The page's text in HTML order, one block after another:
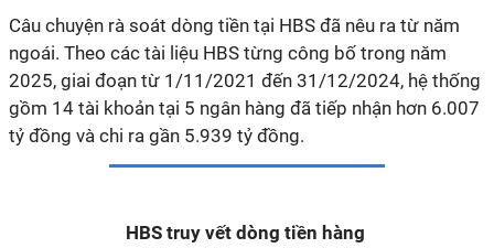
Câu chuyện rà soát dòng tiền tại HBS đã nêu ra từ năm
ngoái. Theo các tài liệu HBS từng công bố trong năm
2025, giai đoạn từ 1/11/2021 đến 31/12/2024, hệ thống
gồm 14 tài khoản tại 5 ngân hàng đã tiếp nhận hơn 6.007
tỷ đồng và chi ra gần 5.939 tỷ đồng.
HBS truy vết dòng tiền hàng